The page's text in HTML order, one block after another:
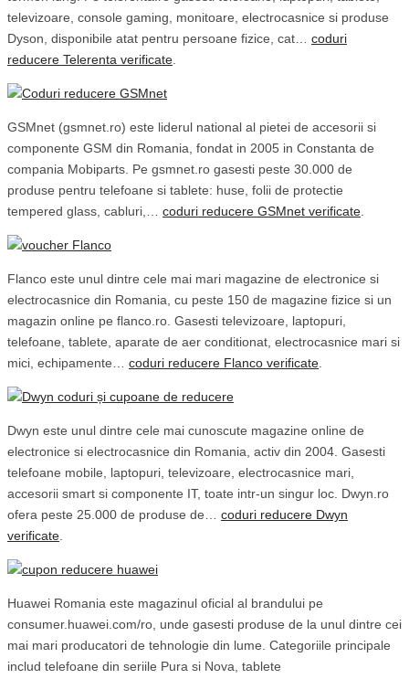
televizoare, console gaming, monitoare, electrocasnice si produse
Dyson, disponibile atat pentru persoane fizice, cat… coduri
reducere Telerenta verificate.
​GSMnet (gsmnet.ro) este liderul national al pietei de accesorii si
componente GSM din Romania, fondat in 2005 in Constanta de
compania Mobiparts. Pe gsmnet.ro gasesti peste 30.000 de
produse pentru telefoane si tablete: huse, folii de protectie
tempered glass, cabluri,… coduri reducere GSMnet verificate.
Flanco este unul dintre cele mai mari magazine de electronice si
electrocasnice din Romania, cu peste 150 de magazine fizice si un
magazin online pe flanco.ro. Gasesti televizoare, laptopuri,
telefoane, tablete, aparate de aer conditionat, electrocasnice mari si
mici, echipamente… coduri reducere Flanco verificate.
Dwyn este unul dintre cele mai cunoscute magazine online de
electronice si electrocasnice din Romania, activ din 2004. Gasesti
telefoane mobile, laptopuri, televizoare, electrocasnice mari,
accesorii smart si componente IT, toate intr-un singur loc. Dwyn.ro
ofera peste 25.000 de produse de… coduri reducere Dwyn
verificate.
Huawei Romania este magazinul oficial al brandului pe
consumer.huawei.com/ro, unde gasesti produse de la unul dintre cei
mai mari producatori de tehnologie din lume. Categoriile principale
includ telefoane din seriile Pura si Nova, tablete